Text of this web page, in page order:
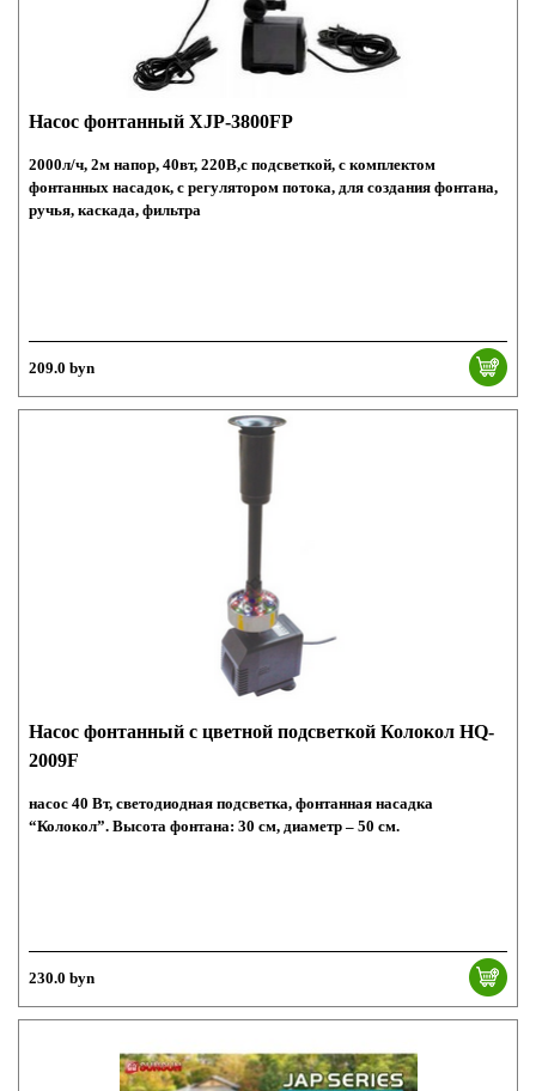
Насос фонтанный XJP-3800FP
2000л/ч, 2м напор, 40вт, 220В,с подсветкой, с комплектом
фонтанных насадок, с регулятором потока, для создания фонтана,
ручья, каскада, фильтра
209.0 byn
Насос фонтанный с цветной подсветкой Колокол HQ-
2009F
насос 40 Вт, светодиодная подсветка, фонтанная насадка
“Колокол”. Высота фонтана: 30 см, диаметр – 50 см.
230.0 byn